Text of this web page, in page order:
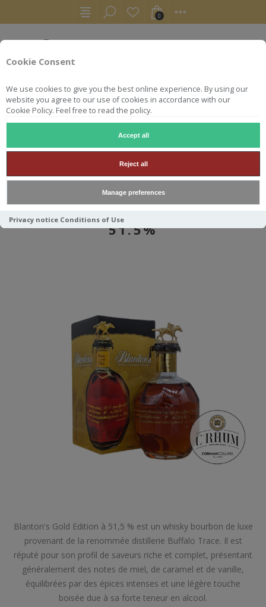
Cookie Consent
We use cookies to give you the best online experience. By using our
website you agree to our use of cookies in accordance with our
Cookie Policy. Feel free to read the policy.
Accept all
Reject all
Manage preferences
Privacy notice Conditions of Use
0
BLANTON S GOLD 70 CL - 51.5%
BLANTON S GOLD 70 CL -
51.5%
Blanton's Gold Edition à 51,5 % est un whisky bourbon de luxe
provenant de la renommée distillerie Buffalo Trace. Il est
réputé pour son profil de saveurs riche et complet, présentant
généralement des notes de miel, de caramel et de vanille,
équilibrées par des épices intenses et une légère touche
boisée due à sa forte teneur en alcool.